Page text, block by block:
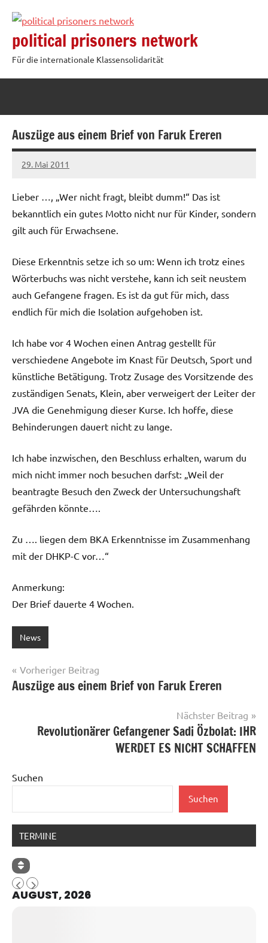
Inhalt
springen
political prisoners network
Für die internationale Klassensolidarität
Auszüge aus einem Brief von Faruk Ereren
29. Mai 2011
admin
Lieber …, „Wer nicht fragt, bleibt dumm!“ Das ist
bekanntlich ein gutes Motto nicht nur für Kinder, sondern
gilt auch für Erwachsene.
Diese Erkenntnis setze ich so um: Wenn ich trotz eines
Wörterbuchs was nicht verstehe, kann ich seit neustem
auch Gefangene fragen. Es ist da gut für mich, dass
endlich für mich die Isolation aufgehoben ist.
Ich habe vor 4 Wochen einen Antrag gestellt für
verschiedene Angebote im Knast für Deutsch, Sport und
künstliche Betätigung. Trotz Zusage des Vorsitzende des
zuständigen Senats, Klein, aber verweigert der Leiter der
JVA die Genehmigung dieser Kurse. Ich hoffe, diese
Behinderungen dauert nicht zu lange.
Ich habe inzwischen, den Beschluss erhalten, warum du
mich nicht immer noch besuchen darfst: „Weil der
beantragte Besuch den Zweck der Untersuchungshaft
gefährden könnte….
Zu …. liegen dem BKA Erkenntnisse im Zusammenhang
mit der DHKP-C vor…“
Anmerkung:
Der Brief dauerte 4 Wochen.
News
Beitragsnavigation
Vorheriger Beitrag
Auszüge aus einem Brief von Faruk Ereren
Nächster Beitrag
Revolutionärer Gefangener Sadi Özbolat: IHR
WERDET ES NICHT SCHAFFEN
Suchen
Suchen
TERMINE
AUGUST, 2026